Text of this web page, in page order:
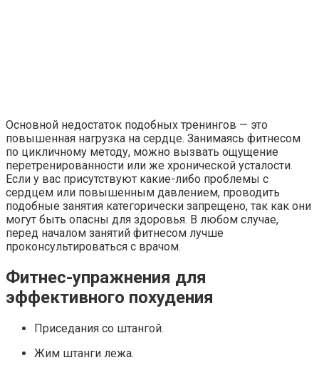
Основной недостаток подобных тренингов — это
повышенная нагрузка на сердце. Занимаясь фитнесом
по цикличному методу, можно вызвать ощущение
перетренированности или же хронической усталости.
Если у вас присутствуют какие-либо проблемы с
сердцем или повышенным давлением, проводить
подобные занятия категорически запрещено, так как они
могут быть опасны для здоровья. В любом случае,
перед началом занятий фитнесом лучше
проконсультироваться с врачом.
Фитнес-упражнения для
эффективного похудения
Приседания со штангой.
Жим штанги лежа.